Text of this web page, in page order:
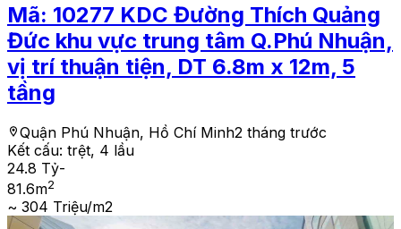
Mã: 10277 KDC Đường Thích Quảng
Đức khu vực trung tâm Q.Phú Nhuận,
vị trí thuận tiện, DT 6.8m x 12m, 5
tầng
Quận Phú Nhuận, Hồ Chí Minh2 tháng trước
Kết cấu: trệt, 4 lầu
24.8 Tỷ-
81.6m2
~ 304 Triệu/m2